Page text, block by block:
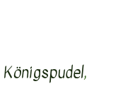
Königspudel,